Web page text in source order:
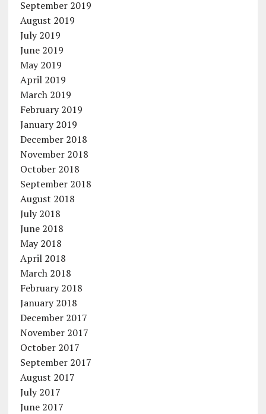
September 2019
August 2019
July 2019
June 2019
May 2019
April 2019
March 2019
February 2019
January 2019
December 2018
November 2018
October 2018
September 2018
August 2018
July 2018
June 2018
May 2018
April 2018
March 2018
February 2018
January 2018
December 2017
November 2017
October 2017
September 2017
August 2017
July 2017
June 2017